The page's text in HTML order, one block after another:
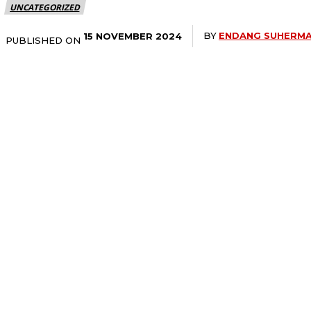
UNCATEGORIZED
PUBLISHED ON 15 NOVEMBER 2024 BY ENDANG